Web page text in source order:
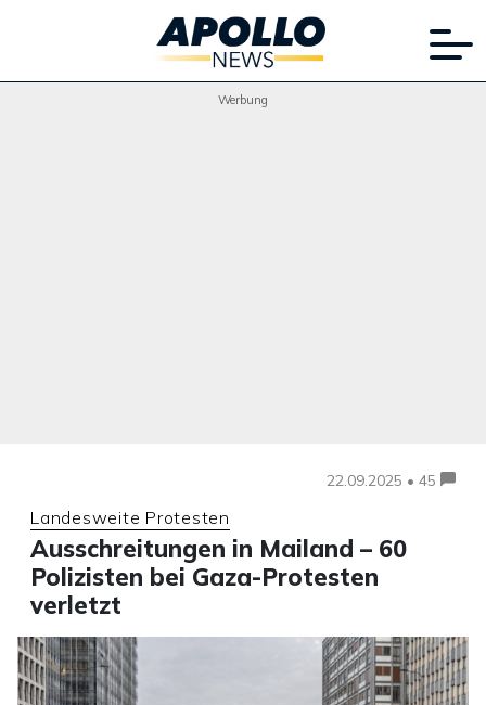
Werbung
22.09.2025 • 45
Landesweite Protesten
Ausschreitungen in Mailand – 60
Polizisten bei Gaza-Protesten
verletzt